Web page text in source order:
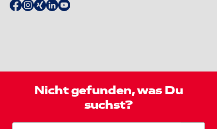
Nicht gefunden, was Du
suchst?